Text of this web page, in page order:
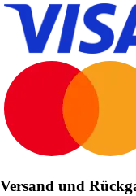
Versand und